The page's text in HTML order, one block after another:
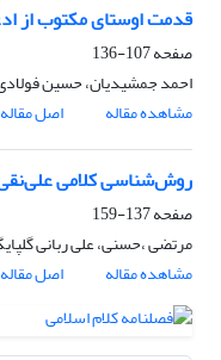
قدمت اوستای مکتوب از
صفحه107-136
احمد جمشیدیان، حسین
مشاهده مقاله
اصل مقاله
روش‌شناسی کلامی
صفحه137-159
مرتضی ،حسنی، علی ربانی
مشاهده مقاله
اصل مقاله